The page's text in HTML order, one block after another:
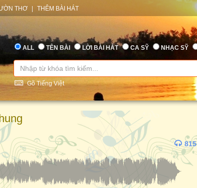
THƠ THÊM BÀI HÁT
ALL TÊN BÀI LỜI BÀI HÁT CA SỸ NHẠC SỸ
Gõ Tiếng Việt
815